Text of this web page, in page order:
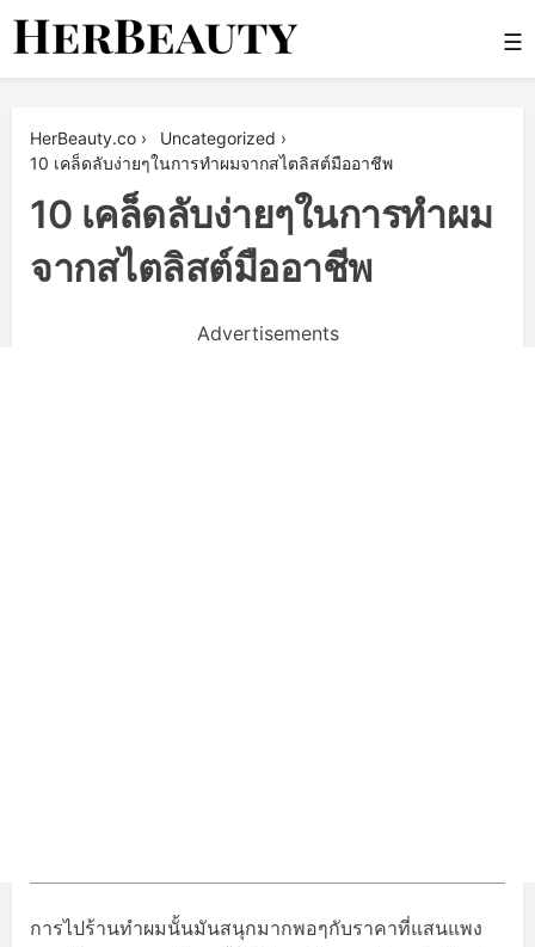
Skip
☰
HerBeauty.co › Uncategorized ›
10 เคล็ดลับง่ายๆในการทำผมจากสไตลิสต์มืออาชีพ
10 เคล็ดลับง่ายๆในการทำผม
จากสไตลิสต์มืออาชีพ
Advertisements
การไปร้านทำผมนั้นมันสนุกมากพอๆกับราคาที่แสนแพง